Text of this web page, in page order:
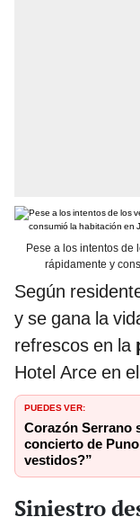
Pese a los intentos de
rápidamente y
Según
y se gana la
refrescos en la
Hotel Arce en
PUEDES VER:
Corazón Serrano
concierto de
vestidos?”
Siniestro